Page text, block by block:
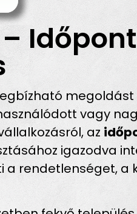
vagy
az
igazodva
a rendetlenséget,